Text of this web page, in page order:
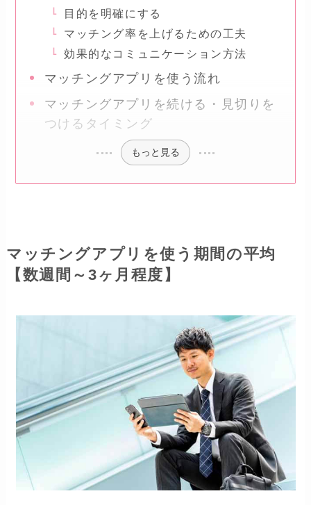
目的を明確にする
マッチング率を上げるための工夫
効果的なコミュニケーション方法
マッチングアプリを使う流れ
マッチングアプリを続ける・見切りを
つけるタイミング
もっと見る
マッチングアプリを使う期間の平均
【数週間～3ヶ月程度】